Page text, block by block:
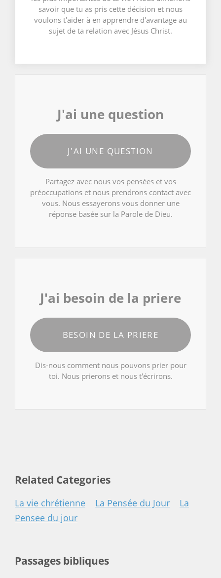
savoir que tu as pris cette décision et nous
voulons t'aider à en apprendre d'avantage au
sujet de ta relation avec Jésus Christ.
J'ai une question
J'AI UNE QUESTION
Partagez avec nous vos pensées et vos
préoccupations et nous prendrons contact avec
vous. Nous essayerons vous donner une
réponse basée sur la Parole de Dieu.
J'ai besoin de la priere
BESOIN DE LA PRIERE
Dis-nous comment nous pouvons prier pour
toi. Nous prierons et nous t'écrirons.
Related Categories
La vie chrétienne La Pensée du Jour
La
Pensee du jour
Passages bibliques